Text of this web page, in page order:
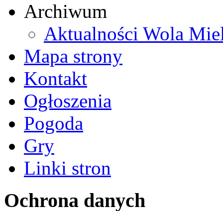
Archiwum
Aktualności Wola
Mapa strony
Kontakt
Ogłoszenia
Pogoda
Gry
Linki stron
Ochrona danych